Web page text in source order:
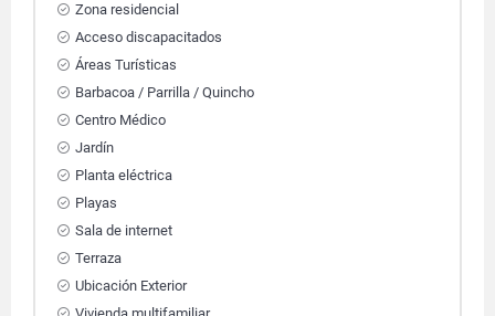
Zona residencial
Acceso discapacitados
Áreas Turísticas
Barbacoa / Parrilla / Quincho
Centro Médico
Jardín
Planta eléctrica
Playas
Sala de internet
Terraza
Ubicación Exterior